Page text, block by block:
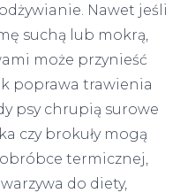
Nawet jeśli
suchą lub mokrą,
może przynieść
poprawa trawienia
psy chrupią surowe
czy brokuły mogą
termicznej,
do diety,